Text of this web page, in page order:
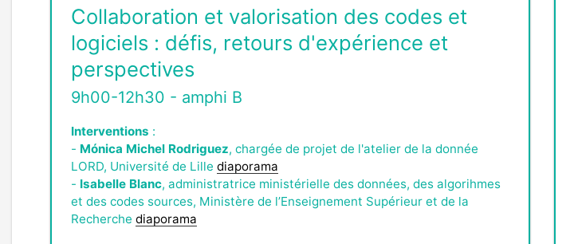
Collaboration et valorisation des codes et
logiciels : défis, retours d'expérience et
perspectives
9h00-12h30 - amphi B
Interventions :
- Mónica Michel Rodriguez, chargée de projet de l'atelier de la donnée
LORD, Université de Lille diaporama
- Isabelle Blanc, administratrice ministérielle des données, des algorihmes
et des codes sources, Ministère de l’Enseignement Supérieur et de la
Recherche diaporama